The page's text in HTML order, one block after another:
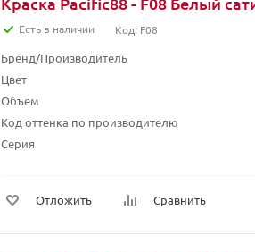
Есть в наличии Код: F08
Бренд/Производитель
Цвет
Объем
Код оттенка по производителю
Серия
Отложить Сравнить